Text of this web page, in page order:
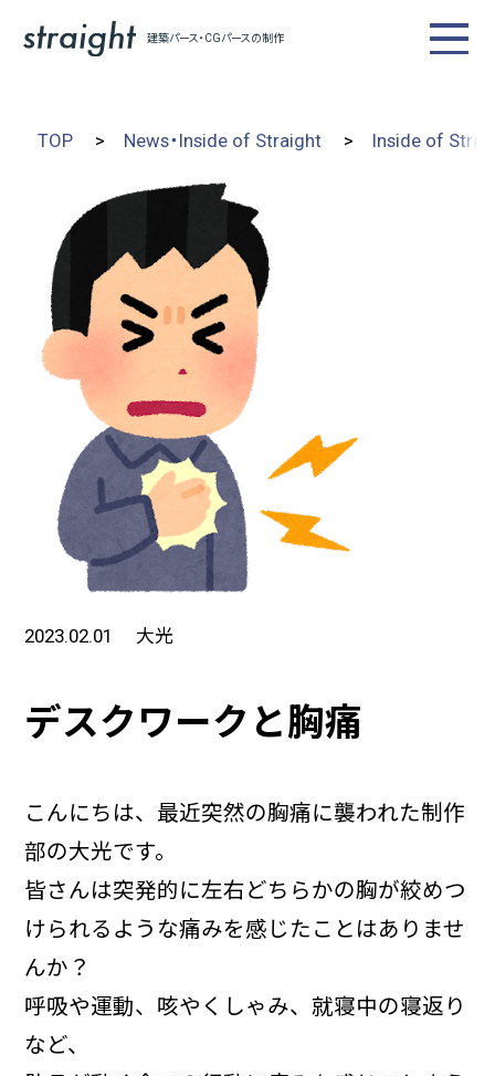
建築パース・CGパースの制作
建築CG制作・人材派遣紹介
TOP News・Inside of Straight Inside of
2023.02.01 大光
デスクワークと胸痛
こんにちは、最近突然の胸痛に襲われた制作
部の大光です。
皆さんは突発的に左右どちらかの胸が絞めつ
けられるような痛みを感じたことはありませ
んか？
呼吸や運動、咳やくしゃみ、就寝中の寝返り
など、